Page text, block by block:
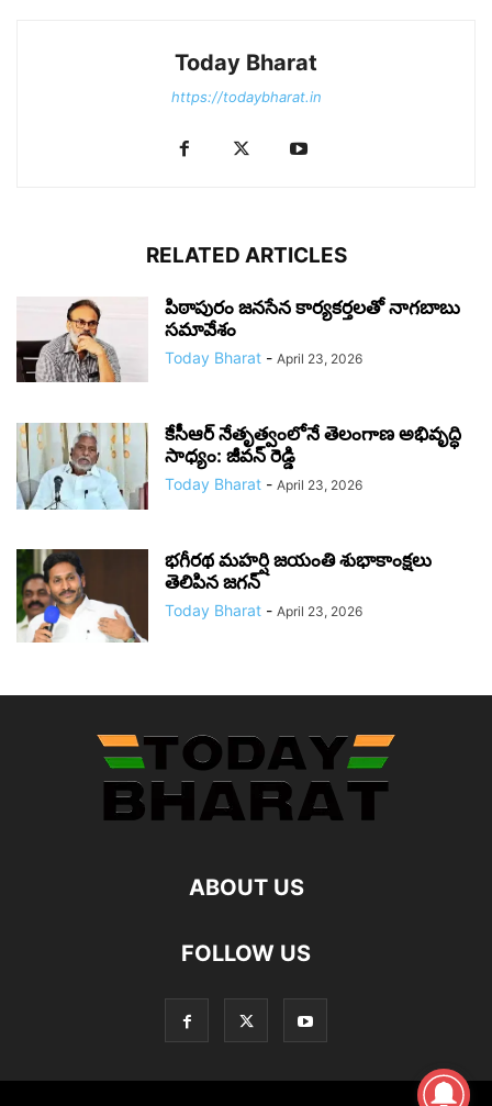
Today Bharat
https://todaybharat.in
RELATED ARTICLES
పిఠాపురం జనసేన కార్యకర్తలతో నాగబాబు
సమావేశం
Today Bharat - April 23, 2026
కేసీఆర్ నేతృత్వంలోనే తెలంగాణ అభివృద్ధి
సాధ్యం: జీవన్ రెడ్డి
Today Bharat - April 23, 2026
భగీరథ మహర్షి జయంతి శుభాకాంక్షలు
తెలిపిన జగన్‌
Today Bharat - April 23, 2026
ABOUT US
FOLLOW US